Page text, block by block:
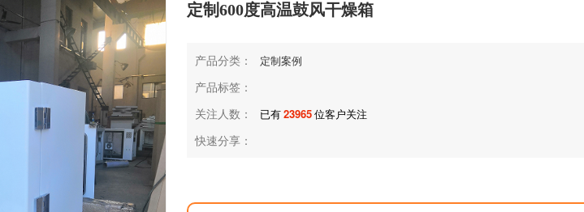
定制600度高温鼓风干燥箱
产品分类： 定制案例
产品标签：
关注人数：
已有23965位客户关注
快速分享：